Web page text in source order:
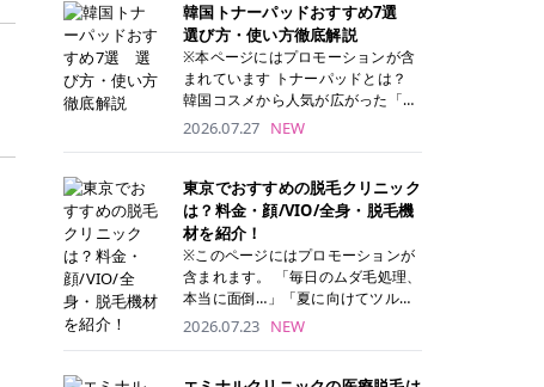
韓国トナーパッドおすすめ7選
選び方・使い方徹底解説
※本ページにはプロモーションが含
まれています トナーパッドとは？
韓国コスメから人気が広がった「ト
ナーパッド」は、化粧水や美容液を
トナーパッドは洗顔後に肌をやさし
く拭き取ることで、古い角質や余分
な皮脂汚れをオフしながら、うるお
いを与えられるのが特徴✨ さらに、
気になる部分には数分のせて部分用
パックとしても使用できるため、1
両方を叶えられます。 韓国コスメブ
ランドを中心に人気を集めていまし
たが、現在では日本でも定番のスキ
2026.07.27 NEW
東京でおすすめの脱毛クリニック
は？料金・顔/VIO/全身・脱毛機
材を紹介！
※このページにはプロモーションが
含まれます。 「毎日のムダ毛処理、
本当に面倒…」「夏に向けてツルツ
ル肌になりたい！」 そう思って東京
2026.07.23 NEW